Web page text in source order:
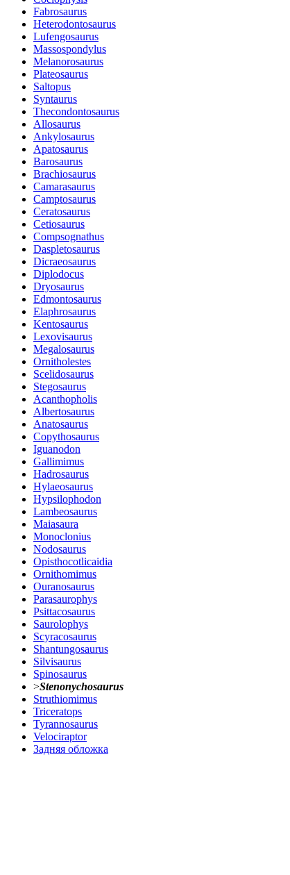
Fabrosaurus
Heterodontosaurus
Lufengosaurus
Massospondylus
Melanorosaurus
Plateosaurus
Saltopus
Syntaurus
Thecondontosaurus
Allosaurus
Ankylosaurus
Apatosaurus
Barosaurus
Brachiosaurus
Camarasaurus
Camptosaurus
Ceratosaurus
Cetiosaurus
Compsognathus
Daspletosaurus
Dicraeosaurus
Diplodocus
Dryosaurus
Edmontosaurus
Elaphrosaurus
Kentosaurus
Lexovisaurus
Megalosaurus
Ornitholestes
Scelidosaurus
Stegosaurus
Acanthopholis
Albertosaurus
Anatosaurus
Copythosaurus
Iguanodon
Gallimimus
Hadrosaurus
Hylaeosaurus
Hypsilophodon
Lambeosaurus
Maiasaura
Monoclonius
Nodosaurus
Opisthocotlicaidia
Ornithomimus
Ouranosaurus
Parasaurophys
Psittacosaurus
Saurolophys
Scyracosaurus
Shantungosaurus
Silvisaurus
Spinosaurus
>Stenonychosaurus
Struthiomimus
Triceratops
Tyrannosaurus
Velociraptor
Задняя обложка